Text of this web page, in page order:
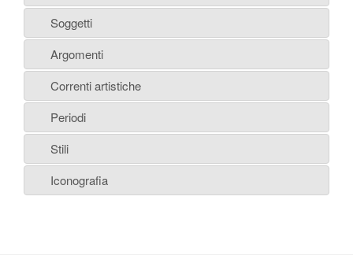
Soggetti
Argomenti
Correnti artistiche
Periodi
Stili
Iconografia